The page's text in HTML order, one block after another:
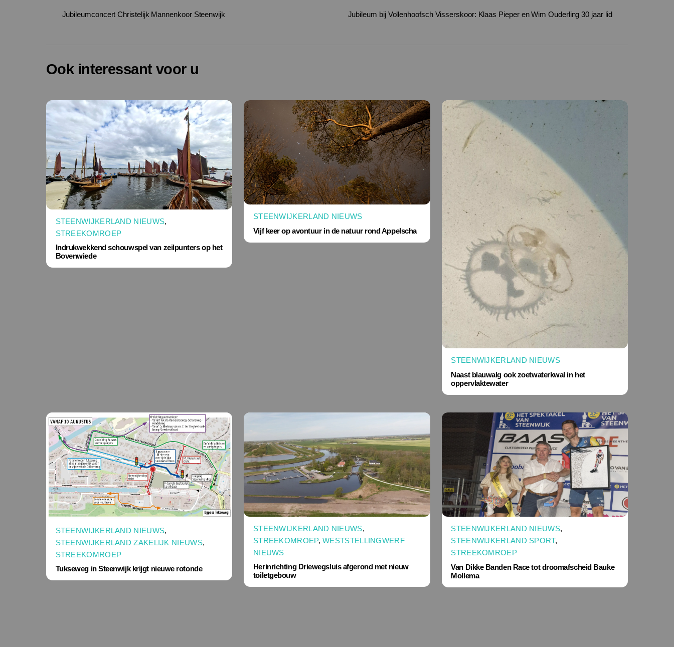
Jubileumconcert Christelijk Mannenkoor Steenwijk Jubileum bij Vollenhoofsch Visserskoor: Klaas Pieper en Wim Ouderling 30 jaar lid
Ook interessant voor u
STEENWIJKERLAND NIEUWS,
STREEKOMROEP
Indrukwekkend schouwspel van zeilpunters op het
Bovenwiede
STEENWIJKERLAND NIEUWS
Vijf keer op avontuur in de natuur rond Appelscha
STEENWIJKERLAND NIEUWS
Naast blauwalg ook zoetwaterkwal in het
oppervlaktewater
STEENWIJKERLAND NIEUWS,
STEENWIJKERLAND ZAKELIJK NIEUWS,
STREEKOMROEP
Tukseweg in Steenwijk krijgt nieuwe rotonde
STEENWIJKERLAND NIEUWS,
STREEKOMROEP,WESTSTELLINGWERF
NIEUWS
Herinrichting Driewegsluis afgerond met nieuw
toiletgebouw
STEENWIJKERLAND NIEUWS,
STEENWIJKERLAND SPORT,
STREEKOMROEP
Van Dikke Banden Race tot droomafscheid Bauke
Mollema